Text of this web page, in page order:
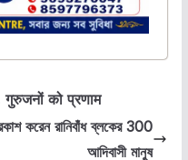
गुरुजनों को प्रणाम
করেন রানিবাঁধ ব্লকের 300
আদিবাসী মানুষ